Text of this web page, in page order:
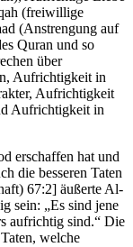
(freiwillige
(Anstrengung auf
Quran und so
über
Aufrichtigkeit in
Aufrichtigkeit
Aufrichtigkeit in
erschaffen hat und
die besseren Taten
67:2] äußerte Al-
sein: „Es sind jene
aufrichtig sind.“ Die
welche